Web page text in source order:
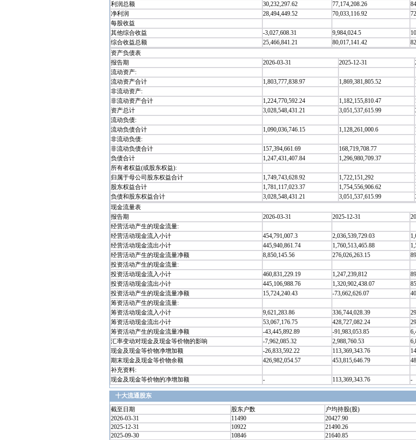
利润总额
30,232,297.62 77,174,208.26
净利润
28,494,449.52 70,033,116.92
每股收益
其他综合收益
-3,027,608.31 9,984,024.5
综合收益总额
25,466,841.21 80,017,141.42
资产负债表
报告期
2026-03-31 2025-12-31
流动资产:
流动资产合计
1,803,777,838.97 1,869,381,805.52
非流动资产:
非流动资产合计
1,224,770,592.24 1,182,155,810.47
资产总计
3,028,548,431.21 3,051,537,615.99
流动负债:
流动负债合计
1,090,036,746.15 1,128,261,000.6
非流动负债:
非流动负债合计
157,394,661.69 168,719,708.77
负债合计
1,247,431,407.84 1,296,980,709.37
所有者权益(或股东权益):
归属于母公司股东权益合计
1,749,743,628.92 1,722,151,292
股东权益合计
1,781,117,023.37 1,754,556,906.62
负债和股东权益合计
3,028,548,431.21 3,051,537,615.99
现金流量表
报告期
2026-03-31 2025-12-31
经营活动产生的现金流量:
经营活动现金流入小计
454,791,007.3 2,036,539,729.03
经营活动现金流出小计
445,940,861.74 1,760,513,465.88
经营活动产生的现金流量净额
8,850,145.56 276,026,263.15
投资活动产生的现金流量:
投资活动现金流入小计
460,831,229.19 1,247,239,812
投资活动现金流出小计
445,106,988.76 1,320,902,438.07
投资活动产生的现金流量净额
15,724,240.43 -73,662,626.07
筹资活动产生的现金流量:
筹资活动现金流入小计
9,621,283.86 336,744,028.39
筹资活动现金流出小计
53,067,176.75 428,727,082.24
筹资活动产生的现金流量净额
-43,445,892.89 -91,983,053.85
汇率变动对现金及现金等价物的影响
-7,962,085.32 2,988,760.53
现金及现金等价物净增加额
-26,833,592.22 113,369,343.76
期末现金及现金等价物余额
426,982,054.57 453,815,646.79
补充资料:
现金及现金等价物的净增加额
- 113,369,343.76 -
十大流通股东
截至日期
股东户数 户均持股(股)
2026-03-31
11490 20427.90
2025-12-31
10922 21490.26
2025-09-30
10846 21640.85